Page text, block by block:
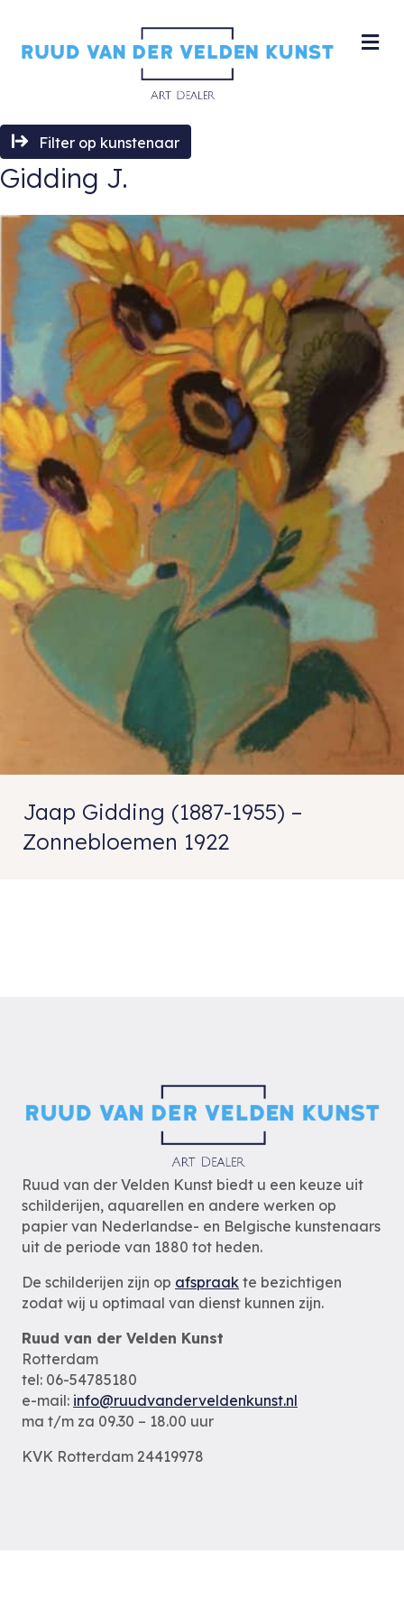
Filter op kunstenaar
Gidding J.
Jaap Gidding (1887-1955) –
Zonnebloemen 1922
Ruud van der Velden Kunst biedt u een keuze uit
schilderijen, aquarellen en andere werken op
papier van Nederlandse- en Belgische kunstenaars
uit de periode van 1880 tot heden.
De schilderijen zijn op afspraak te bezichtigen
zodat wij u optimaal van dienst kunnen zijn.
Ruud van der Velden Kunst
Rotterdam
tel: 06-54785180
e-mail: info@ruudvanderveldenkunst.nl
ma t/m za 09.30 – 18.00 uur
KVK Rotterdam 24419978